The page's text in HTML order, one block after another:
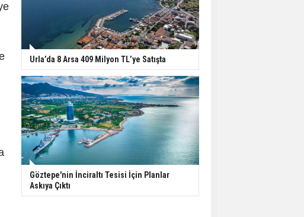
Urla’da 8 Arsa 409 Milyon TL’ye Satışta
Göztepe'nin İnciraltı Tesisi İçin Planlar
Askıya Çıktı